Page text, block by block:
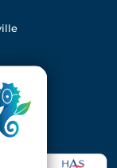
Instagram